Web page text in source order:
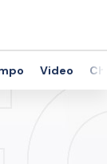
Video